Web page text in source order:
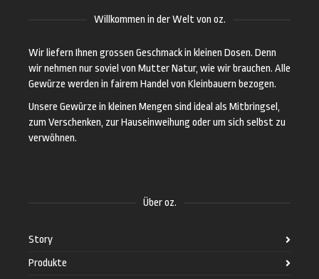
Willkommen in der Welt von oz.
Wir liefern Ihnen grossen Geschmack in kleinen Dosen. Denn
wir nehmen nur soviel von Mutter Natur, wie wir brauchen. Alle
Gewürze werden in fairem Handel von Kleinbauern bezogen.
Unsere Gewürze in kleinen Mengen sind ideal als Mitbringsel,
zum Verschenken, zur Hauseinweihung oder um sich selbst zu
verwöhnen.
Über oz.
Story
Produkte